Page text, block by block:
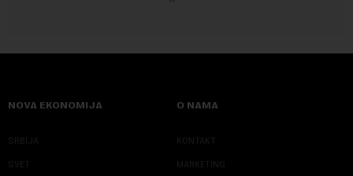
NOVA EKONOMIJA
SRBIJA
SVET
O NAMA
KONTAKT
MARKETING